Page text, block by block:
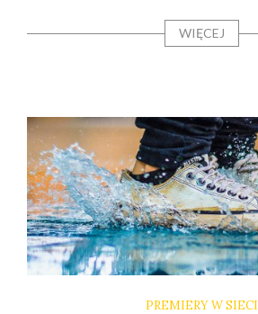
WIĘCEJ
PREMIERY W SIECI